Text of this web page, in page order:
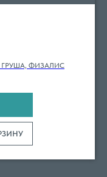
ФИЗАЛИС